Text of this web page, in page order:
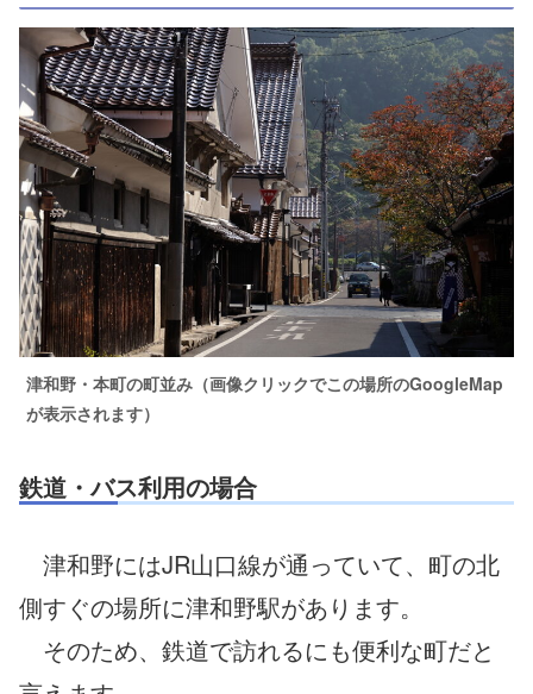
津和野・本町の町並み（画像クリックでこの場所のGoogleMap
が表示されます）
鉄道・バス利用の場合
津和野にはJR山口線が通っていて、町の北
側すぐの場所に津和野駅があります。
そのため、鉄道で訪れるにも便利な町だと